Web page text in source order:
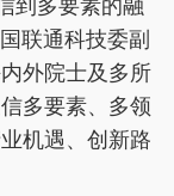
到多要素的融
联通科技委副
外院士及多所
多要素、多领
机遇、创新路